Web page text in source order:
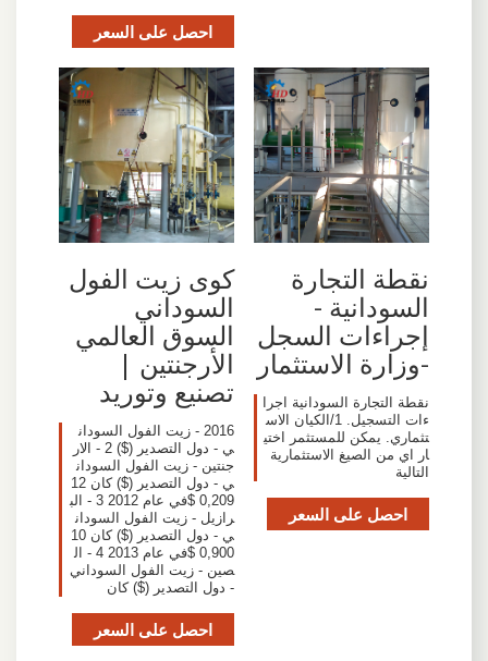
احصل على السعر
نقطة التجارة
السودانية -
إجراءات السجل
-وزارة الاستثمار
نقطة التجارة السودانية اجرا
ءات التسجيل. 1/الكيان الاس
تثماري. يمكن للمستثمر اختي
ار اي من الصيغ الاستثمارية
التالية
احصل على السعر
كوى زيت الفول
السوداني
السوق العالمي
الأرجنتين |
تصنيع وتوريد
2016 - زيت الفول السودان
ي - دول التصدير ($) 2 - الار
جنتين - زيت الفول السودان
ي - دول التصدير ($) كان 12
0,209 $في عام 2012 3 - الب
رازيل - زيت الفول السودان
ي - دول التصدير ($) كان 10
0,900 $في عام 2013 4 - ال
صين - زيت الفول السوداني
- دول التصدير ($) كان
احصل على السعر